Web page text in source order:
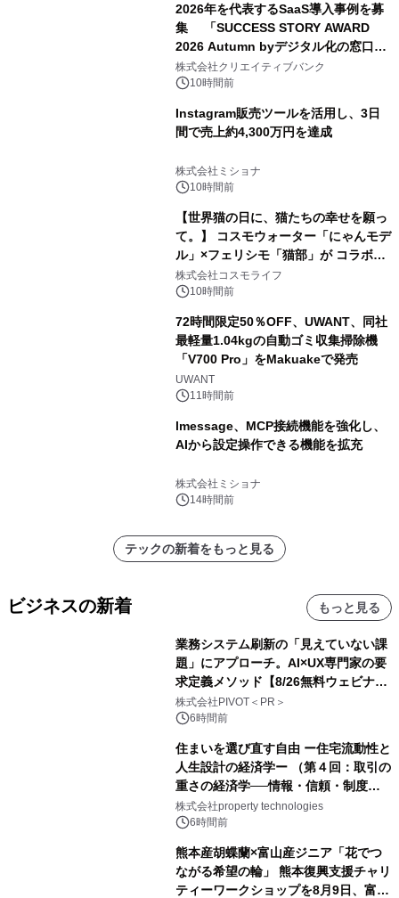
2026年を代表するSaaS導入事例を募
集 「SUCCESS STORY AWARD
2026 Autumn byデジタル化の窓口」
開催
株式会社クリエイティブバンク
10時間前
Instagram販売ツールを活用し、3日
間で売上約4,300万円を達成
株式会社ミショナ
10時間前
【世界猫の日に、猫たちの幸せを願っ
て。】 コスモウォーター「にゃんモデ
ル」×フェリシモ「猫部」が コラボキ
ャンペーンを実施
株式会社コスモライフ
10時間前
72時間限定50％OFF、UWANT、同社
最軽量1.04kgの自動ゴミ収集掃除機
「V700 Pro」をMakuakeで発売
UWANT
11時間前
lmessage、MCP接続機能を強化し、
AIから設定操作できる機能を拡充
株式会社ミショナ
14時間前
テックの新着をもっと見る
ビジネスの新着 もっと見る
業務システム刷新の「見えていない課
題」にアプローチ。AI×UX専門家の要
求定義メソッド【8/26無料ウェビナ
ー】株式会社PIVOT
株式会社PIVOT＜PR＞
6時間前
住まいを選び直す自由 ー住宅流動性と
人生設計の経済学ー （第４回：取引の
重さの経済学──情報・信頼・制度を
PropTechはどう組み替えるか）｜
PropTech-Lab
株式会社property technologies
6時間前
熊本産胡蝶蘭×富山産ジニア「花でつ
ながる希望の輪」 熊本復興支援チャリ
ティーワークショップを8月9日、富